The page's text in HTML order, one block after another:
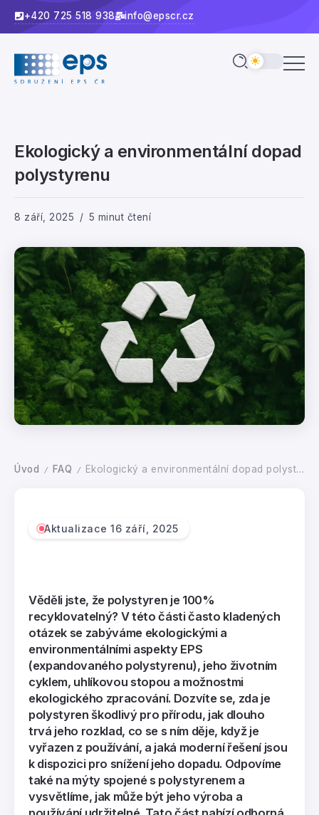
+420 725 518 938 info@epscr.cz
Ekologický a environmentální dopad
polystyrenu
8 září, 2025 5 minut čtení
Úvod / FAQ / Ekologický a environmentální dopad polystyrenu
Aktualizace 16 září, 2025
Věděli jste, že polystyren je 100%
recyklovatelný? V této části často kladených
otázek se zabýváme ekologickými a
environmentálními aspekty EPS
(expandovaného polystyrenu), jeho životním
cyklem, uhlíkovou stopou a možnostmi
ekologického zpracování. Dozvíte se, zda je
polystyren škodlivý pro přírodu, jak dlouho
trvá jeho rozklad, co se s ním děje, když je
vyřazen z používání, a jaká moderní řešení jsou
k dispozici pro snížení jeho dopadu. Odpovíme
také na mýty spojené s polystyrenem a
vysvětlíme, jak může být jeho výroba a